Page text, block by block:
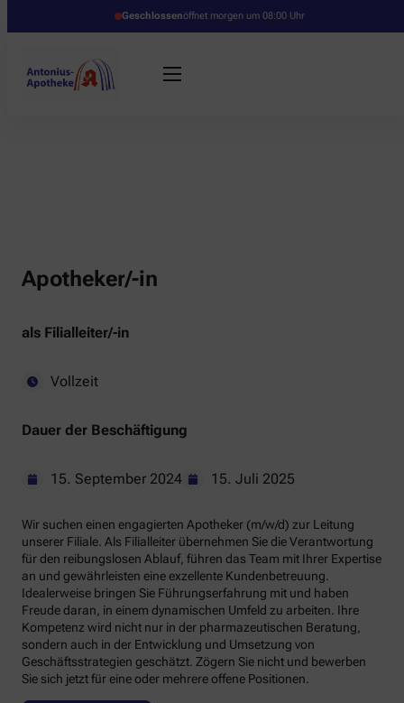
Geschlossenöffnet morgen um 08:00 Uhr
Apotheker/-in
als Filialleiter/-in
Vollzeit
Dauer der Beschäftigung
15. September 2024 15. Juli 2025
Wir suchen einen engagierten Apotheker (m/w/d) zur Leitung
unserer Filiale. Als Filialleiter übernehmen Sie die Verantwortung
für den reibungslosen Ablauf, führen das Team mit Ihrer Expertise
an und gewährleisten eine exzellente Kundenbetreuung.
Idealerweise bringen Sie Führungserfahrung mit und haben
Freude daran, in einem dynamischen Umfeld zu arbeiten. Ihre
Kompetenz wird nicht nur in der pharmazeutischen Beratung,
sondern auch in der Entwicklung und Umsetzung von
Geschäftsstrategien geschätzt. Zögern Sie nicht und bewerben
Sie sich jetzt für eine oder mehrere offene Positionen.